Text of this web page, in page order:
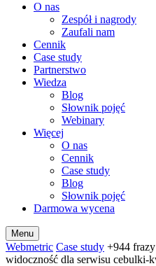
O nas
Zespół i nagrody
Zaufali nam
Cennik
Case study
Partnerstwo
Wiedza
Blog
Słownik pojęć
Webinary
Więcej
O nas
Cennik
Case study
Blog
Słownik pojęć
Darmowa wycena
Menu
Webmetric Case study +944
widoczność dla serwisu cebulki-